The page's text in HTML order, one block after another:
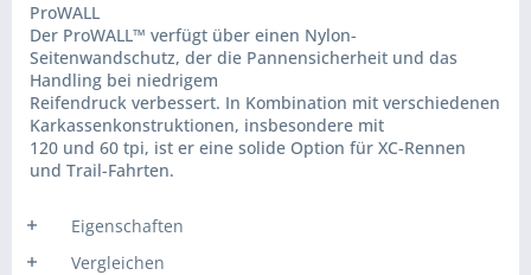
ProWALL
Der ProWALL™ verfügt über einen Nylon-
Seitenwandschutz, der die Pannensicherheit und das
Handling bei niedrigem
Reifendruck verbessert. In Kombination mit verschiedenen
Karkassenkonstruktionen, insbesondere mit
120 und 60 tpi, ist er eine solide Option für XC-Rennen
und Trail-Fahrten.
Eigenschaften
Vergleichen